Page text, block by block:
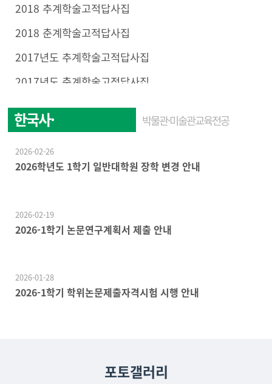
2018 추계학술고적답사집
2018 춘계학술고적답사집
2017년도 추계학술고적답사집
2017년도 춘계학술고적답사집
한국사·
박물관·미술관교육전공
2026-02-26
2026학년도 1학기 일반대학원 장학 변경 안내
2026-02-19
2026-1학기 논문연구계획서 제출 안내
2026-01-28
2026-1학기 학위논문제출자격시험 시행 안내
포토갤러리